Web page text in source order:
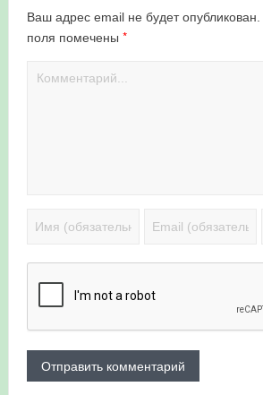
Ваш адрес email не будет опубликован.
поля помечены *